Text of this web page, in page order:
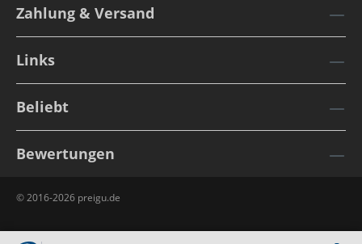
Zahlung & Versand
Links
Beliebt
Bewertungen
© 2016-2026 preigu.de